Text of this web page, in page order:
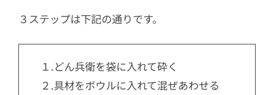
３ステップは下記の通りです。
１.どん兵衛を袋に入れて砕く
２.具材をボウルに入れて混ぜあわせる